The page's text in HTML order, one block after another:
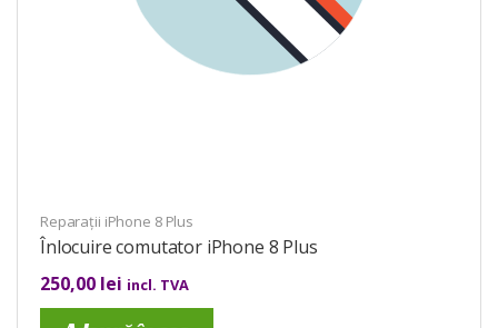
Reparații iPhone 8 Plus
Înlocuire comutator iPhone 8 Plus
250,00 lei incl. TVA